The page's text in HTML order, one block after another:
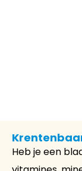
Heb je een